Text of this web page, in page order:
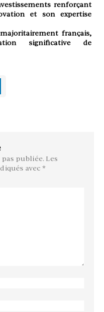
renforçant
et son expertise
majoritairement français,
significative de
pas publiée. Les
avec *